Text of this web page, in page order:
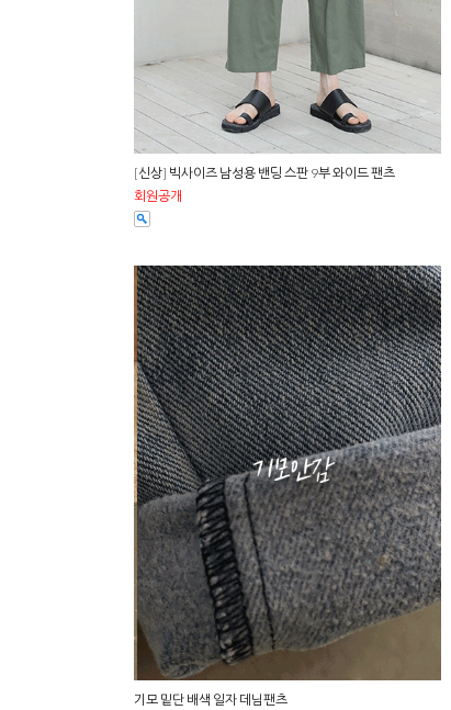
[신상] 빅사이즈 남성용 밴딩 스판 9부 와이드 팬츠
회원공개
기모 밑단 배색 일자 데님팬츠